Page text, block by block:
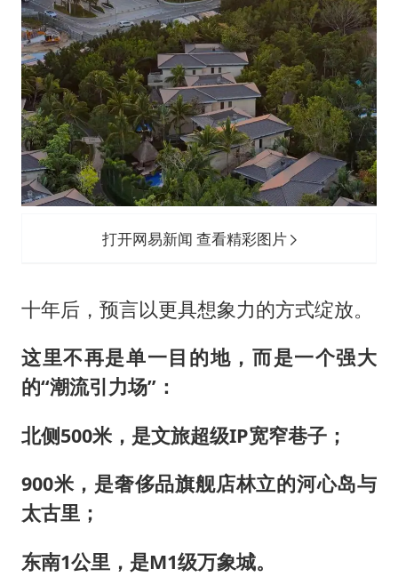
打开网易新闻 查看精彩图片
十年后，预言以更具想象力的方式绽放。
这里不再是单一目的地，而是一个强大
的“潮流引力场”：
北侧500米，是文旅超级IP宽窄巷子；
900米，是奢侈品旗舰店林立的河心岛与
太古里；
东南1公里，是M1级万象城。